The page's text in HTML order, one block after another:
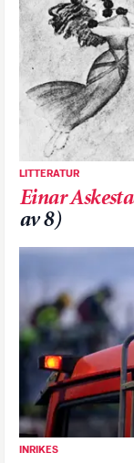
LITTERATUR
Einar
av 8)
INRIKES